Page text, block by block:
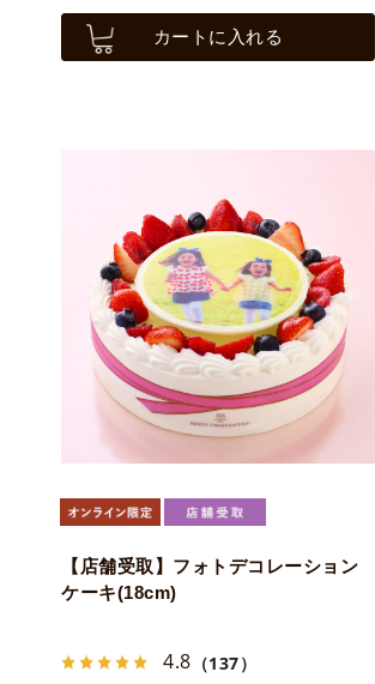
カートに入れる
【店舗受取】フォトデコレーション
ケーキ(18cm)
4.8 （137）